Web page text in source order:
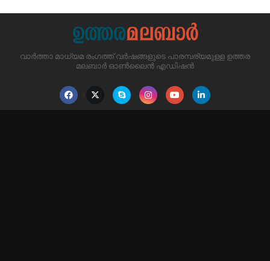
വാർത്താ മാധ്യമ രംഗത്ത് വർഷങ്ങളുടെ പാരമ്പര്യമുള്ള ഉത്തര
മലബാർ ഓൺലൈൻ എഡിഷൻ